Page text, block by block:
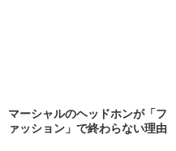
マーシャルのヘッドホンが「フ
ァッション」で終わらない理由